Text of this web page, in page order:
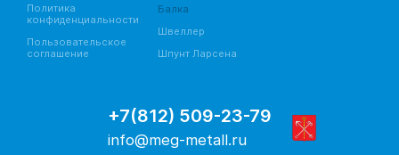
Политика
конфиденциальности
Пользовательское
соглашение
Балка
Швеллер
Шпунт Ларсена
+7(812) 509-23-79
info@meg-metall.ru